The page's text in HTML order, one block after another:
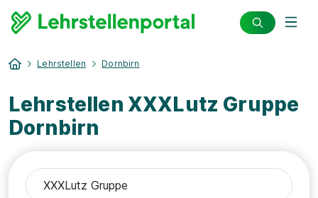
Lehrstellen Dornbirn
Lehrstellen XXXLutz Gruppe
Dornbirn